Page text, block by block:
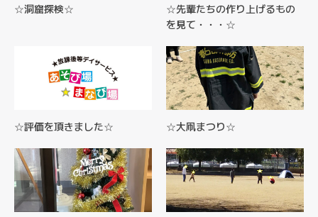
☆洞窟探検☆
☆先輩たちの作り上げるもの
を見て・・・☆
☆評価を頂きました☆ ☆大凧まつり☆